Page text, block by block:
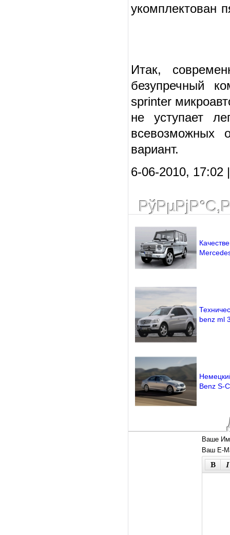
укомплектован
Итак,
безупречный
sprinter
не уступает
всевозможных
вариант.
6-06-2010, 17:02
benz ml
Benz S-
Ваше
Ваш E-